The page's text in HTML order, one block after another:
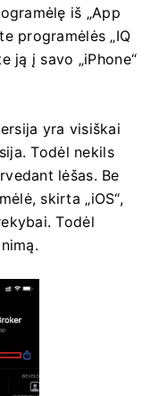
iš „App
programėlės „IQ
ją į savo „iPhone“
yra visiškai
Todėl nekils
lėšas. Be
skirta „iOS“,
Todėl